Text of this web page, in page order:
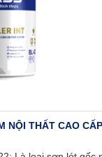
NỘI THẤT CAO CẤP